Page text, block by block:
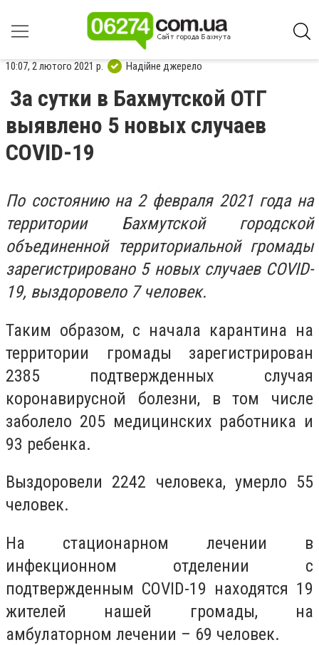
10:07, 2 лютого 2021 р. Надійне джерело
За сутки в Бахмутской ОТГ
выявлено 5 новых случаев
СOVID-19
По состоянию на 2 февраля 2021 года на
территории Бахмутской городской
объединенной территориальной громады
зарегистрировано 5 новых случаев COVID-
19, выздоровело 7 человек.
Таким образом, с начала карантина на
территории громады зарегистрирован
2385 подтвержденных случая
коронавирусной болезни, в том числе
заболело 205 медицинских работника и
93 ребенка.
Выздоровели 2242 человека, умерло 55
человек.
На стационарном лечении в
инфекционном отделении с
подтвержденным COVID-19 находятся 19
жителей нашей громады, на
амбулаторном лечении – 69 человек.